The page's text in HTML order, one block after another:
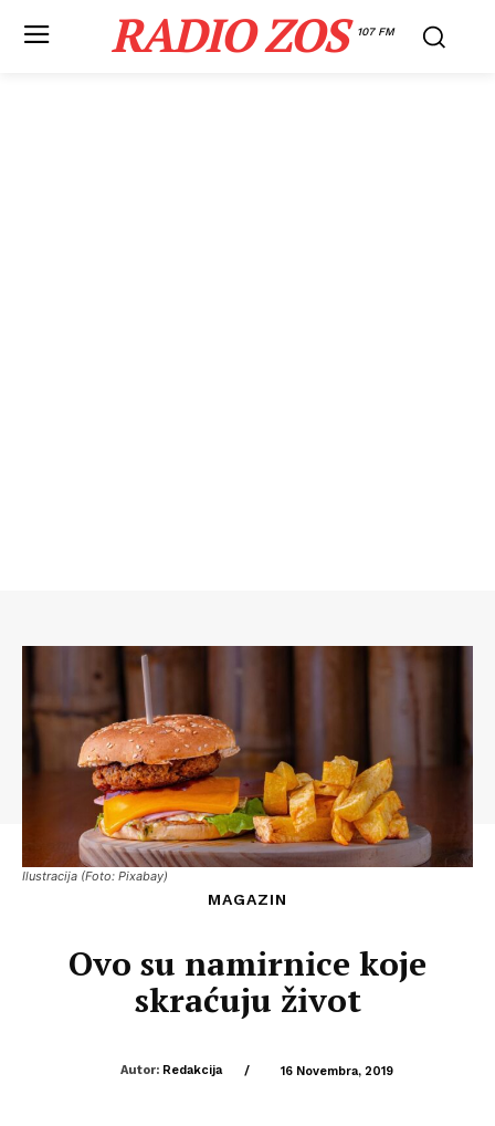
RADIO ZOS 107 FM
Ilustracija (Foto: Pixabay)
MAGAZIN
Ovo su namirnice koje
skraćuju život
Autor: Redakcija / 16 Novembra, 2019